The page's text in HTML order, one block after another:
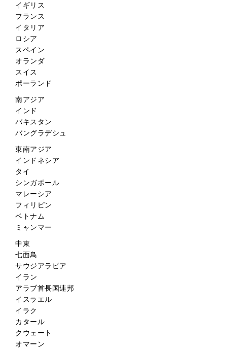
イギリス
フランス
イタリア
ロシア
スペイン
オランダ
スイス
ポーランド
南アジア
インド
パキスタン
バングラデシュ
東南アジア
インドネシア
タイ
シンガポール
マレーシア
フィリピン
ベトナム
ミャンマー
中東
七面鳥
サウジアラビア
イラン
アラブ首長国連邦
イスラエル
イラク
カタール
クウェート
オマーン